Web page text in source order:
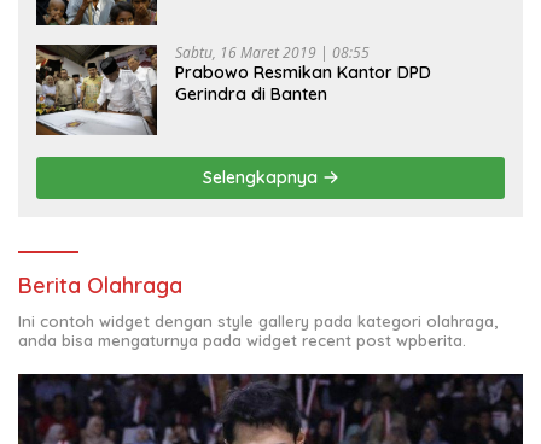
Sabtu, 16 Maret 2019 | 08:55
Prabowo Resmikan Kantor DPD
Gerindra di Banten
Selengkapnya
Berita Olahraga
Ini contoh widget dengan style gallery pada kategori olahraga,
anda bisa mengaturnya pada widget recent post wpberita.